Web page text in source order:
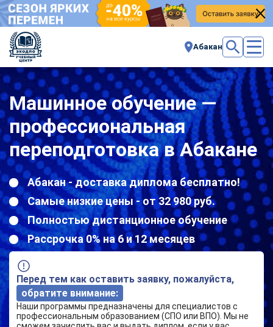
Абакан
Машинное обучение —
профессиональная
переподготовка в Абакане
Абакан - доставка диплома бесплатно!
Самые низкие цены - от 32 980 руб.
Полностью дистанционное обучение
Рассрочка 0% на 6 и 12 месяцев
Перед тем как оставить заявку, пожалуйста,
обратите внимание:
Наши программы предназначены для специалистов с
профессиональным образованием (СПО или ВПО). Мы не